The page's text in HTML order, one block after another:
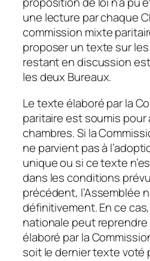
une lecture par chaque
commission mixte
proposer un texte sur
restant en discussion
les deux Bureaux.
Le texte élaboré par la
paritaire est soumis
chambres. Si la
ne parvient pas à
unique ou si ce texte
dans les conditions
précédent, l’Assemblée
définitivement. En ce
nationale peut
élaboré par la
soit le dernier texte voté